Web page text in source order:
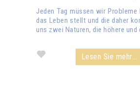
Jeden Tag müssen wir Probleme
das Leben stellt und die daher
uns zwei Naturen, die höhere und
Lesen Sie mehr...